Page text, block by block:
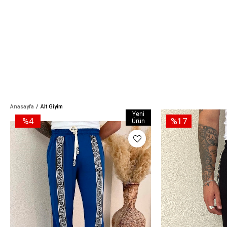
Anasayfa Alt Giyim
%4
Yeni
Ürün
%17